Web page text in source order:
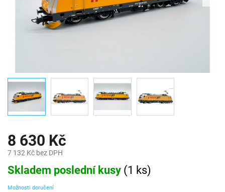
8 630 Kč
7 132 Kč bez DPH
Měrná
cena:
Skladem poslední kusy (1 ks)
Možnosti doručení